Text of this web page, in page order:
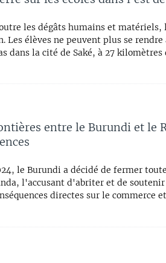
les dégâts humains et matériels,
élèves ne peuvent plus se rendre
dans la cité de Saké, à 27 kilomètres
entre le Burundi et le
le Burundi a décidé de fermer
l'accusant d'abriter et de
directes sur le commerce